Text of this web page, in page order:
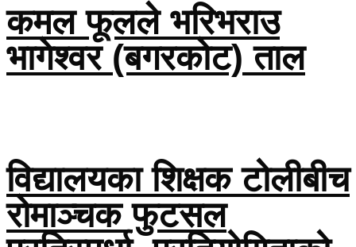
कमल फूलले भरिभराउ
भागेश्वर (बगरकोट) ताल
विद्यालयका शिक्षक टोलीबीच
रोमाञ्चक फुटसल